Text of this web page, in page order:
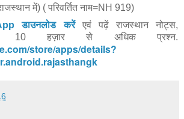
में) ( परिवर्तित नाम=NH 919)
डाउनलोड करें
एवं पढ़ें राजस्थान नोट्स,
10 हज़ार से अधिक प्रश्न.
store/apps/details?